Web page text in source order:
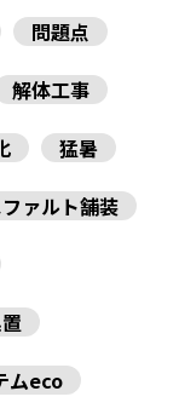
問題点
解体工事
猛暑
ァルト舗装
ムeco